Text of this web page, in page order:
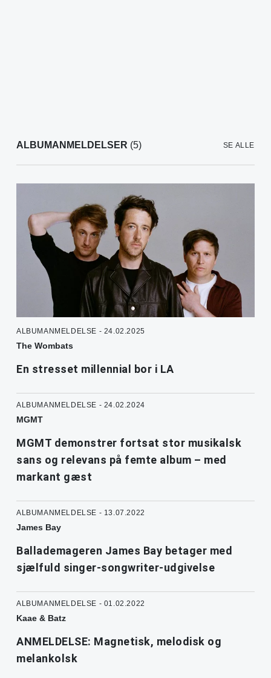
ALBUMANMELDELSER (5) SE ALLE
ALBUMANMELDELSE - 24.02.2025
The Wombats
En stresset millennial bor i LA
ALBUMANMELDELSE - 24.02.2024
MGMT
MGMT demonstrer fortsat stor musikalsk
sans og relevans på femte album – med
markant gæst
ALBUMANMELDELSE - 13.07.2022
James Bay
Ballademageren James Bay betager med
sjælfuld singer-songwriter-udgivelse
ALBUMANMELDELSE - 01.02.2022
Kaae & Batz
ANMELDELSE: Magnetisk, melodisk og
melankolsk